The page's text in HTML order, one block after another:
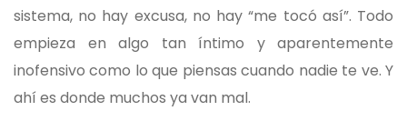
sistema, no hay excusa, no hay “me tocó así”. Todo
empieza en algo tan íntimo y aparentemente
inofensivo como lo que piensas cuando nadie te ve. Y
ahí es donde muchos ya van mal.